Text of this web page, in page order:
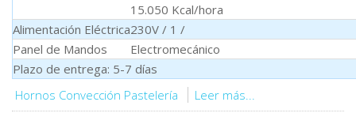
15.050 Kcal/hora
Alimentación Eléctrica230V / 1 /
Panel de Mandos
Electromecánico
Plazo de entrega: 5-7 días
Hornos Convección Pastelería
Leer más...